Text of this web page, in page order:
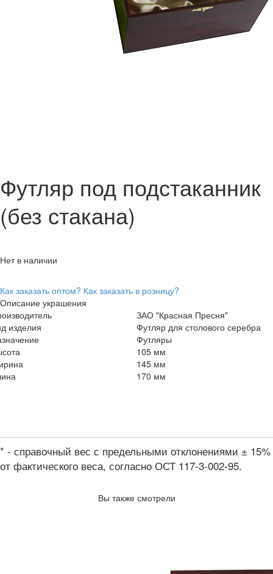
Футляр под подстаканник
(без стакана)
Нет в наличии
Как заказать оптом? Как заказать в розницу?
Описание украшения
ЗАО "Красная Пресня"
изделия
Футляр для столового серебра
Футляры
105 мм
145 мм
170 мм
* - справочный вес с предельными отклонениями ± 15%
от фактического веса, согласно ОСТ 117-3-002-95.
Вы также смотрели